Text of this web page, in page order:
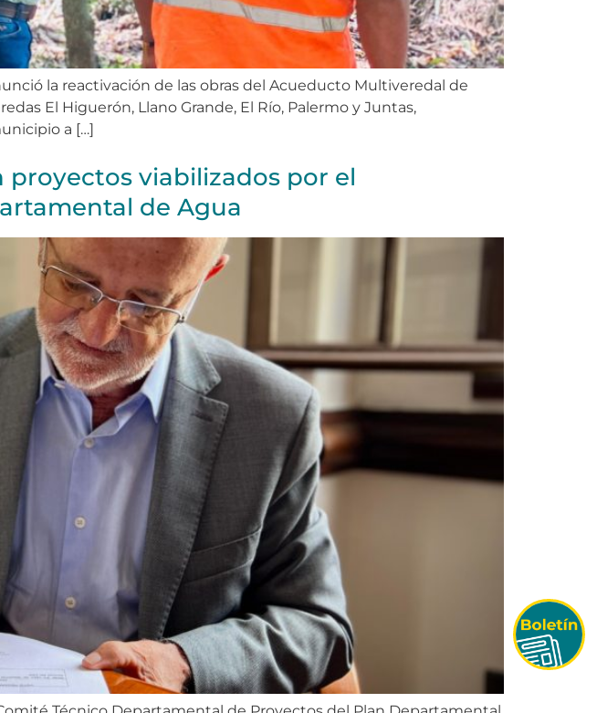
la reactivación de las obras del Acueducto Multiveredal de
El Higuerón, Llano Grande, El Río, Palermo y Juntas,
a […]
proyectos viabilizados por el
de Agua